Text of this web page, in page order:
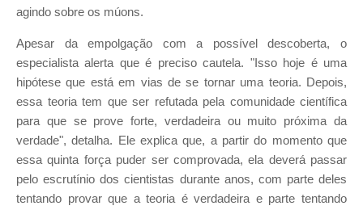
agindo sobre os múons.
Apesar da empolgação com a possível descoberta, o
especialista alerta que é preciso cautela. "Isso hoje é uma
hipótese que está em vias de se tornar uma teoria. Depois,
essa teoria tem que ser refutada pela comunidade científica
para que se prove forte, verdadeira ou muito próxima da
verdade", detalha. Ele explica que, a partir do momento que
essa quinta força puder ser comprovada, ela deverá passar
pelo escrutínio dos cientistas durante anos, com parte deles
tentando provar que a teoria é verdadeira e parte tentando